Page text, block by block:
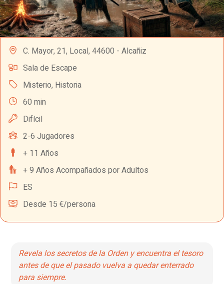
C. Mayor, 21, Local, 44600 - Alcañiz
Sala de Escape
Misterio, Historia
60 min
Difícil
2-6 Jugadores
+ 11 Años
+ 9 Años Acompañados por Adultos
ES
Desde 15 €/persona
Revela los secretos de la Orden y encuentra el tesoro
antes de que el pasado vuelva a quedar enterrado
para siempre.